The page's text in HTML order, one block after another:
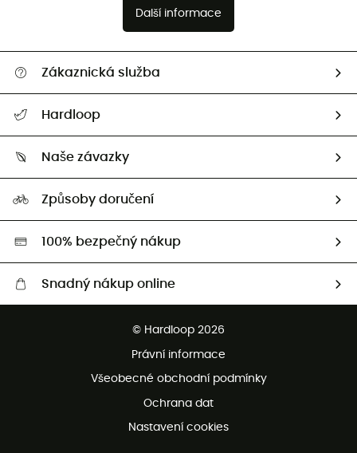
Další informace
Zákaznická služba
Vrácení zboží a peněz
Hardloop
Naši Ambasadoři
Naše závazky
HardGreen
Způsoby doručení
100% bezpečný nákup
Snadný nákup online
Bezplatná zákaznická služba
© Hardloop 2026
Právní informace
Všeobecné obchodní podmínky
Ochrana dat
Nastavení cookies